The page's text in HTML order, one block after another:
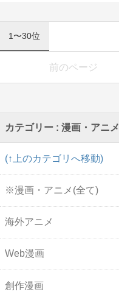
1〜30位
前のページ
カテゴリー : 漫画・アニメ
(↑上のカテゴリへ移動)
※漫画・アニメ(全て)
海外アニメ
Web漫画
創作漫画